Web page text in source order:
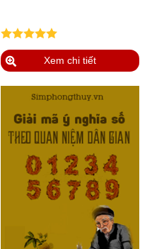
Xem chi tiết